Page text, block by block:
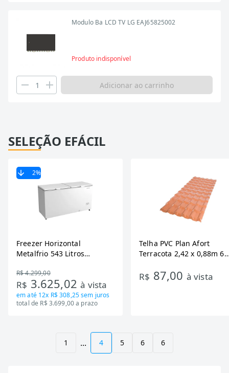
Modulo Ba LCD TV LG EAJ65825002
Produto indisponível
Adicionar ao carrinho
SELEÇÃO EFÁCIL
2%
Freezer Horizontal
Metalfrio 543 Litros
Tecnologia Inverter, Branco,
Bivolt
R$ 4.299,00
R$ 3.625,02à vista
em até 12x R$ 308,25sem juros
total de R$ 3.699,00 a prazo
Telha PVC Plan Afort
Terracota 2,42 x 0,88m 6
R$ 87,00 à vista
1 ... 4 5 6 6